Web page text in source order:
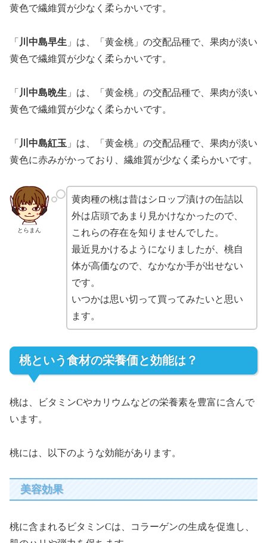
黄色で繊維質が少なく柔らかいです。
「 川中島早生 」は、「黄金桃」の交配品種で、果肉が淡い
黄色で繊維質が少なく柔らかいです。
「 川中島晩生 」は、「黄金桃」の交配品種で、果肉が淡い
黄色で繊維質が少なく柔らかいです。
「 川中島紅玉 」は、「黄金桃」の交配品種で、果肉が淡い
黄色に赤みがかっており、繊維質が少なく柔らかいです。
とらまん
黄肉種の桃は昔はシロップ漬けの缶詰以
外は店頭であまり見かけなかったので、
これらの存在を知りませんでした。
最近見かけるようになりましたが、桃自
体が高価なので、なかなか手が出せない
です。
いつかは思い切って買ってみたいと思い
ます。
桃という食材の栄養価と効能は？
桃は、ビタミンCやカリウムなどの栄養素を豊富に含んで
います。
桃には、以下のような効能があります。
美容効果
桃に含まれるビタミンCは、コラーゲンの生成を促進し、